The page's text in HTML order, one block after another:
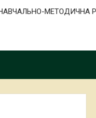
МЕТОДИЧНА